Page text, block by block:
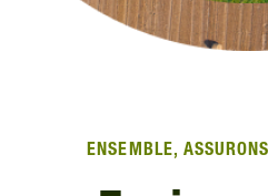
ENSEMBLE,